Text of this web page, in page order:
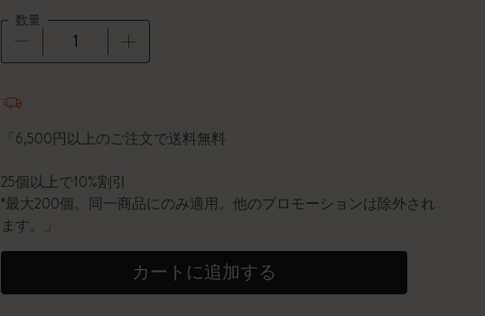
数量
「6,500円以上のご注文で送料無料
25個以上で10%割引
*最大200個。同一商品にのみ適用。他のプロモーションは除外され
ます。」
カートに追加する